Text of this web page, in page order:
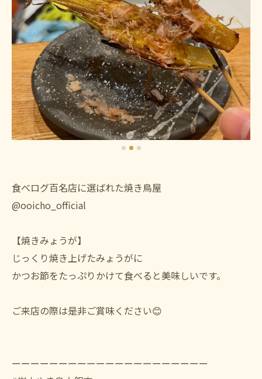
食べログ百名店に選ばれた焼き鳥屋
@ooicho_official
【焼きみょうが】
じっくり焼き上げたみょうがに
かつお節をたっぷりかけて食べると美味しいです。
ご来店の際は是非ご賞味ください😊
ーーーーーーーーーーーーーーーーーーーーー